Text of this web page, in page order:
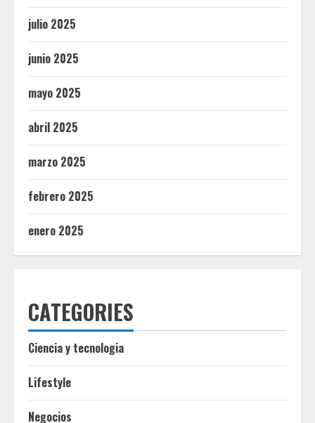
julio 2025
junio 2025
mayo 2025
abril 2025
marzo 2025
febrero 2025
enero 2025
CATEGORIES
Ciencia y tecnologia
Lifestyle
Negocios